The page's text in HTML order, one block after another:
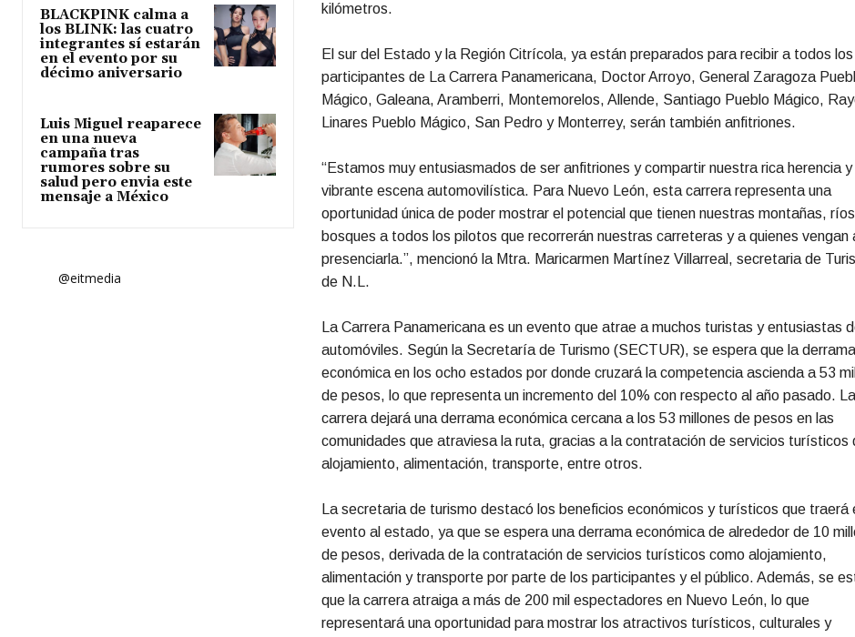
BLACKPINK calma a
los BLINK: las cuatro
integrantes sí estarán
en el evento por su
décimo aniversario
Luis Miguel reaparece
en una nueva
campaña tras
rumores sobre su
salud pero envia este
mensaje a México
@eitmedia
kilómetros.
El sur del Estado y la Región Citrícola, ya están preparados para recibir a todos los
participantes de La Carrera Panamericana, Doctor Arroyo, General Zaragoza
Mágico, Galeana, Aramberri, Montemorelos, Allende, Santiago Pueblo Mágico,
Linares Pueblo Mágico, San Pedro y Monterrey, serán también anfitriones.
“Estamos muy entusiasmados de ser anfitriones y compartir nuestra rica herencia y
vibrante escena automovilística. Para Nuevo León, esta carrera representa una
oportunidad única de poder mostrar el potencial que tienen nuestras montañas,
bosques a todos los pilotos que recorrerán nuestras carreteras y a quienes vengan
presenciarla.”, mencionó la Mtra. Maricarmen Martínez Villarreal, secretaria de
de N.L.
La Carrera Panamericana es un evento que atrae a muchos turistas y entusiastas
automóviles. Según la Secretaría de Turismo (SECTUR), se espera que la derrama
económica en los ocho estados por donde cruzará la competencia ascienda a 53
de pesos, lo que representa un incremento del 10% con respecto al año pasado. La
carrera dejará una derrama económica cercana a los 53 millones de pesos en las
comunidades que atraviesa la ruta, gracias a la contratación de servicios turísticos
alojamiento, alimentación, transporte, entre otros.
La secretaria de turismo destacó los beneficios económicos y turísticos que traerá
evento al estado, ya que se espera una derrama económica de alrededor de 10
de pesos, derivada de la contratación de servicios turísticos como alojamiento,
alimentación y transporte por parte de los participantes y el público. Además, se
que la carrera atraiga a más de 200 mil espectadores en Nuevo León, lo que
representará una oportunidad para mostrar los atractivos turísticos, culturales y